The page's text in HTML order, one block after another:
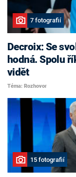
7 fotografií
Decroix: Se
hodná. Spolu
vidět
Téma: Rozhovor
15 fotografií